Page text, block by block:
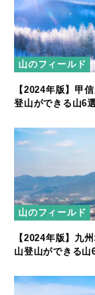
山のフィールド
【2024年版】甲
登山ができる山6
山のフィールド
【2024年版】九
山登山ができる山